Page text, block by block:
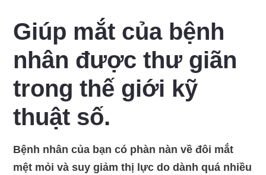
Giúp mắt của bệnh
nhân được thư giãn
trong thế giới kỹ
thuật số.
Bệnh nhân của bạn có phàn nàn về đôi mắt
mệt mỏi và suy giảm thị lực do dành quá nhiều